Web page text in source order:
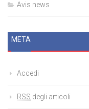
Avis news
META
Accedi
RSS degli articoli